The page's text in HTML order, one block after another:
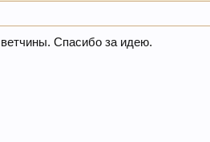
Спасибо за идею.